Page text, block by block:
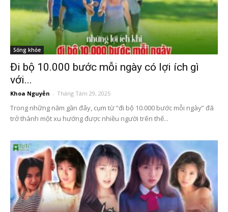
Sống khỏe
Đi bộ 10.000 bước mỗi ngày có lợi ích gì
với...
Khoa Nguyễn - Tháng Tám 29, 2025
Trong những năm gần đây, cụm từ “đi bộ 10.000 bước mỗi ngày” đã
trở thành một xu hướng được nhiều người trên thế...